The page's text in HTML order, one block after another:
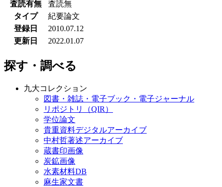
査読有無
査読無
タイプ
紀要論文
登録日
2010.07.12
更新日
2022.01.07
探す・調べる
九大コレクション
図書・雑誌・電子ブック・電子ジャーナル
リポジトリ（QIR）
学位論文
貴重資料デジタルアーカイブ
中村哲著述アーカイブ
蔵書印画像
炭鉱画像
水素材料DB
麻生家文書